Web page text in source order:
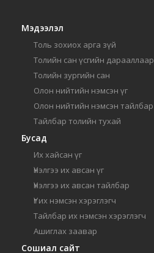
Мэдээлэл
Толь зохиох арга зүй
Толийн сан үсгийн дарааллаар
Толийн зургийн сан
Олон нийтийн нэмсэн үг
Олон нийтийн нэмсэн тайлбар
Тайлбар толийн тухай
Бусад
Их хайсан үг
Үнэлгээ их авсан үг
Үнэлгээ их авсан тайлбар
Үг их нэмсэн хэрэглэгч
Тайлбар их нэмсэн хэрэглэгч
Ашиглах заавар
Сошиал сайт